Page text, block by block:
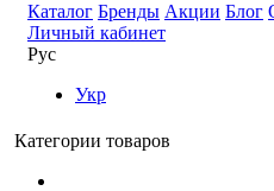
Каталог Бренды Акции Блог
Личный кабинет
Рус
Укр
Категории товаров